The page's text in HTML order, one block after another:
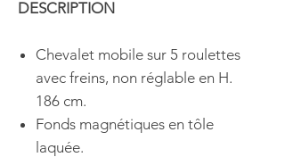
DESCRIPTION
Chevalet mobile sur 5 roulettes
avec freins, non réglable en H.
186 cm.
Fonds magnétiques en tôle
laquée.